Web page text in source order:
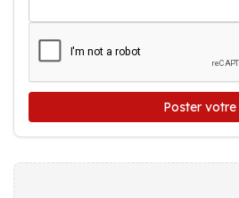
Poster